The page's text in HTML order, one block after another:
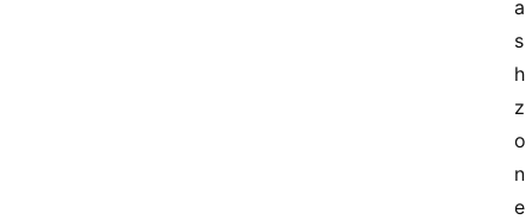
a
s
h
z
o
n
e